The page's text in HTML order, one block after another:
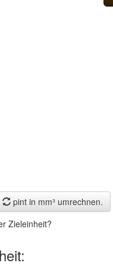
pint in mm³ umrechnen.
Zieleinheit?